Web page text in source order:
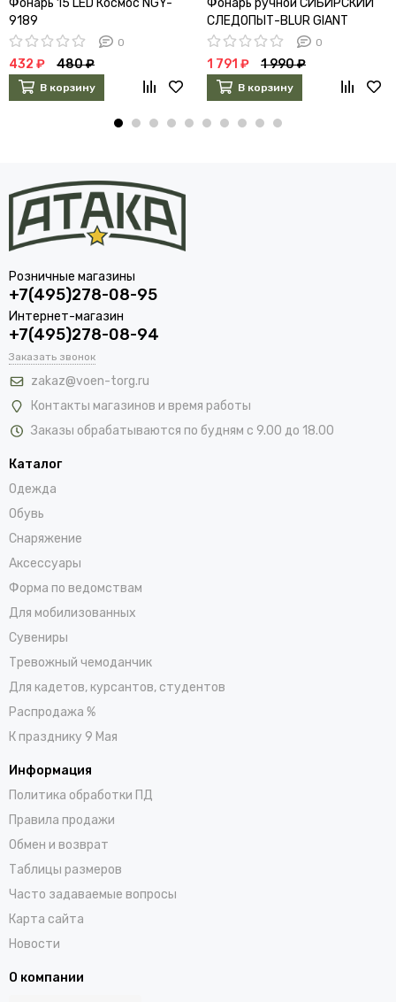
9189
0
432 ₽ 480 ₽
В корзину
СЛЕДОПЫТ-BLUR GIANT
0
1 791 ₽ 1 990 ₽
В корзину
Розничные магазины
+7(495)278-08-95
Интернет-магазин
+7(495)278-08-94
Заказать звонок
zakaz@voen-torg.ru
Контакты магазинов и время работы
Заказы обрабатываются по будням с 9.00 до 18.00
Каталог
Одежда
Обувь
Снаряжение
Аксессуары
Форма по ведомствам
Для мобилизованных
Сувениры
Тревожный чемоданчик
Для кадетов, курсантов, студентов
Распродажа %
К празднику 9 Мая
Информация
Политика обработки ПД
Правила продажи
Обмен и возврат
Таблицы размеров
Часто задаваемые вопросы
Карта сайта
Новости
О компании